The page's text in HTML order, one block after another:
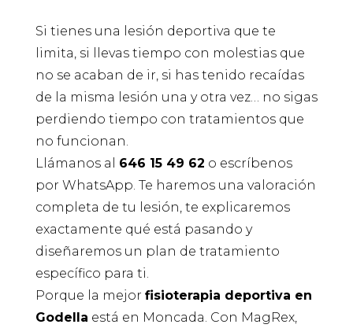
Si tienes una lesión deportiva que te
limita, si llevas tiempo con molestias que
no se acaban de ir, si has tenido recaídas
de la misma lesión una y otra vez… no sigas
perdiendo tiempo con tratamientos que
no funcionan.
Llámanos al 646 15 49 62 o escríbenos
por WhatsApp. Te haremos una valoración
completa de tu lesión, te explicaremos
exactamente qué está pasando y
diseñaremos un plan de tratamiento
específico para ti.
Porque la mejor fisioterapia deportiva en
Godella está en Moncada. Con MagRex,